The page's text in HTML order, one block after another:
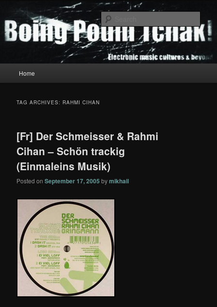
primary
content
secondary
contentBoing Poum Tchak!
Home
TAG ARCHIVES: RAHMI CIHAN
[Fr] Der Schmeisser & Rahmi
Cihan – Schön trackig
(Einmaleins Musik)
Posted onSeptember 17, 2005 bymikhail